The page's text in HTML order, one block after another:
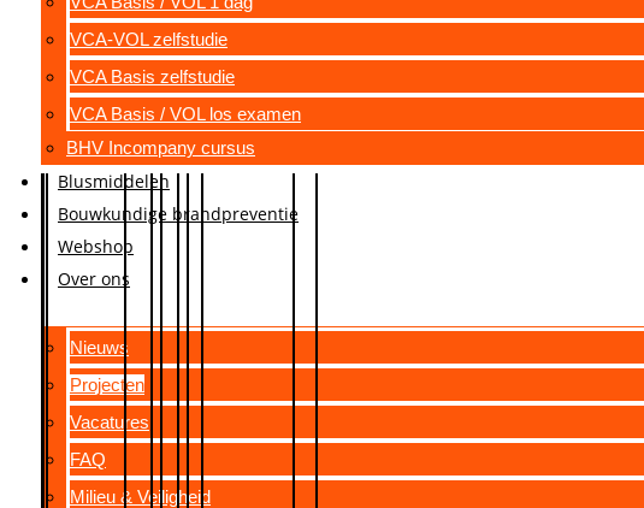
VCA-VOL zelfstudie
VCA Basis zelfstudie
VCA Basis / VOL los examen
BHV Incompany cursus
Blusmiddelen
Bouwkundige brandpreventie
Webshop
Over ons
Nieuws
Projecten
Vacatures
FAQ
Milieu & Veiligheid